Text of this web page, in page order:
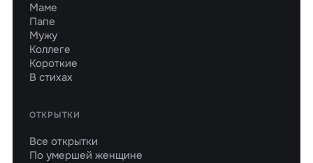
Маме
Папе
Мужу
Коллеге
Короткие
В стихах
ОТКРЫТКИ
Все открытки
По умершей женщине